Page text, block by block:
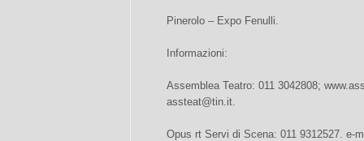
Pinerolo – Expo Fenulli.
Informazioni:
Assemblea Teatro: 011 3042808;
assteat@tin.it.
Opus rt Servi di Scena: 011 9312527. e-